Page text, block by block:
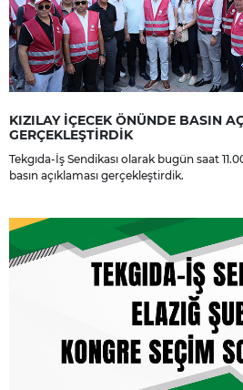
KIZILAY İÇECEK ÖNÜNDE BASIN
GERÇEKLEŞTİRDİK
Tekgıda-İş Sendikası olarak bugün saat
basın açıklaması gerçekleştirdik.